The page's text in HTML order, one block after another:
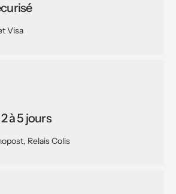
Visa
à 5 jours
Relais Colis